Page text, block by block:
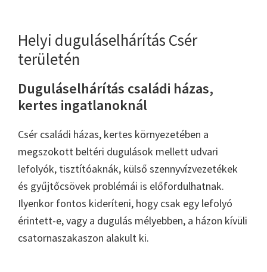
Helyi duguláselhárítás Csér
területén
Duguláselhárítás családi házas,
kertes ingatlanoknál
Csér családi házas, kertes környezetében a
megszokott beltéri dugulások mellett udvari
lefolyók, tisztítóaknák, külső szennyvízvezetékek
és gyűjtőcsövek problémái is előfordulhatnak.
Ilyenkor fontos kideríteni, hogy csak egy lefolyó
érintett-e, vagy a dugulás mélyebben, a házon kívüli
csatornaszakaszon alakult ki.